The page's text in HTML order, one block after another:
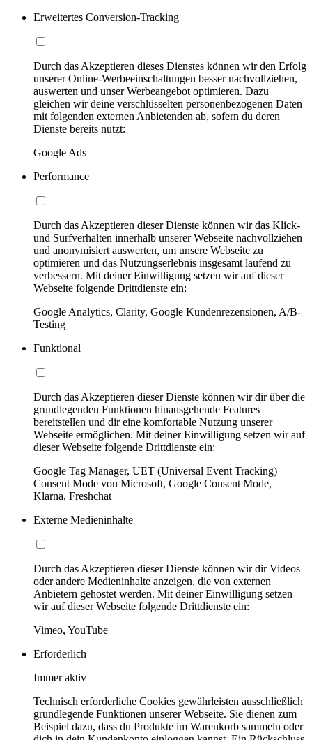
Erweitertes Conversion-Tracking
Durch das Akzeptieren dieses Dienstes können wir den Erfolg
unserer Online-Werbeeinschaltungen besser nachvollziehen,
auswerten und unser Werbeangebot optimieren. Dazu
gleichen wir deine verschlüsselten personenbezogenen Daten
mit folgenden externen Anbietenden ab, sofern du deren
Dienste bereits nutzt:
Google Ads
Performance
Durch das Akzeptieren dieser Dienste können wir das Klick-
und Surfverhalten innerhalb unserer Webseite nachvollziehen
und anonymisiert auswerten, um unsere Webseite zu
optimieren und das Nutzungserlebnis insgesamt laufend zu
verbessern. Mit deiner Einwilligung setzen wir auf dieser
Webseite folgende Drittdienste ein:
Google Analytics, Clarity, Google Kundenrezensionen, A/B-
Testing
Funktional
Durch das Akzeptieren dieser Dienste können wir dir über die
grundlegenden Funktionen hinausgehende Features
bereitstellen und dir eine komfortable Nutzung unserer
Webseite ermöglichen. Mit deiner Einwilligung setzen wir auf
dieser Webseite folgende Drittdienste ein:
Google Tag Manager, UET (Universal Event Tracking)
Consent Mode von Microsoft, Google Consent Mode,
Klarna, Freshchat
Externe Medieninhalte
Durch das Akzeptieren dieser Dienste können wir dir Videos
oder andere Medieninhalte anzeigen, die von externen
Anbietern gehostet werden. Mit deiner Einwilligung setzen
wir auf dieser Webseite folgende Drittdienste ein:
Vimeo, YouTube
Erforderlich
Immer aktiv
Technisch erforderliche Cookies gewährleisten ausschließlich
grundlegende Funktionen unserer Webseite. Sie dienen zum
Beispiel dazu, dass du Produkte im Warenkorb sammeln oder